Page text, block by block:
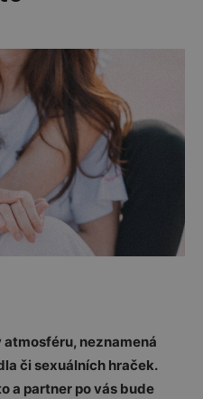
neznamená
či sexuálních hraček.
a partner po vás bude